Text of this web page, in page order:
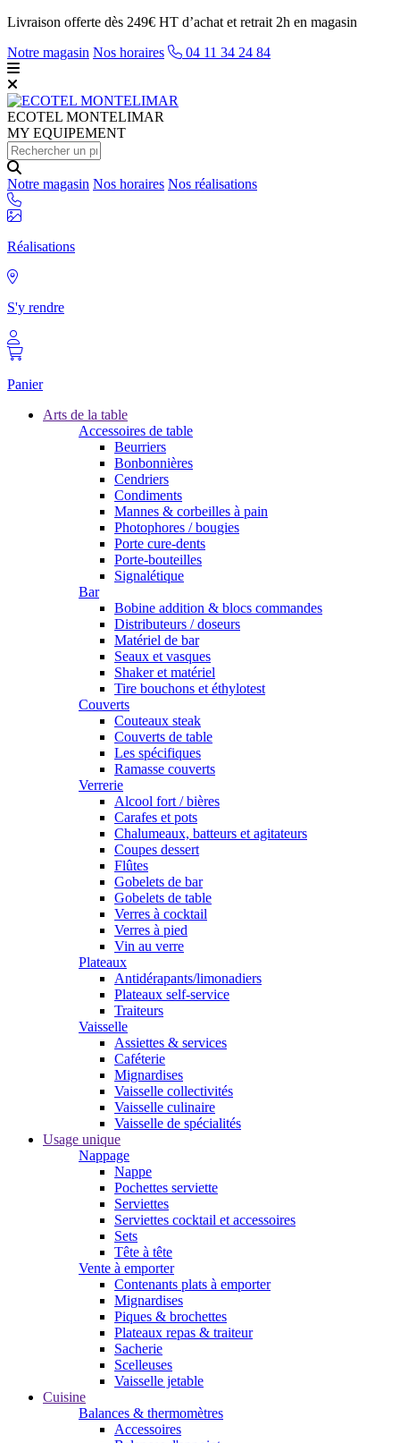
Livraison offerte dès 249€ HT d’achat et retrait 2h en magasin
Notre magasin Nos horaires 04 11 34 24 84
ECOTEL MONTELIMAR
MY EQUIPEMENT
Notre magasin Nos horaires Nos réalisations
Réalisations
S'y rendre
Panier
Arts de la table
Accessoires de table
Beurriers
Bonbonnières
Cendriers
Condiments
Mannes & corbeilles à pain
Photophores / bougies
Porte cure-dents
Porte-bouteilles
Signalétique
Bar
Bobine addition & blocs commandes
Distributeurs / doseurs
Matériel de bar
Seaux et vasques
Shaker et matériel
Tire bouchons et éthylotest
Couverts
Couteaux steak
Couverts de table
Les spécifiques
Ramasse couverts
Verrerie
Alcool fort / bières
Carafes et pots
Chalumeaux, batteurs et agitateurs
Coupes dessert
Flûtes
Gobelets de bar
Gobelets de table
Verres à cocktail
Verres à pied
Vin au verre
Plateaux
Antidérapants/limonadiers
Plateaux self-service
Traiteurs
Vaisselle
Assiettes & services
Caféterie
Mignardises
Vaisselle collectivités
Vaisselle culinaire
Vaisselle de spécialités
Usage unique
Nappage
Nappe
Pochettes serviette
Serviettes
Serviettes cocktail et accessoires
Sets
Tête à tête
Vente à emporter
Contenants plats à emporter
Mignardises
Piques & brochettes
Plateaux repas & traiteur
Sacherie
Scelleuses
Vaisselle jetable
Cuisine
Balances & thermomètres
Accessoires